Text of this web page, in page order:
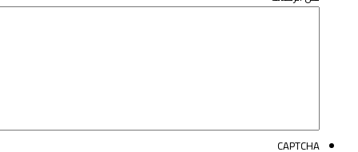
CAPTCHA